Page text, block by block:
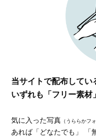
当サイトで配布してい
いずれも「フリー素材
気に入った写真 （うららかフ
あれば「どなたでも」 「